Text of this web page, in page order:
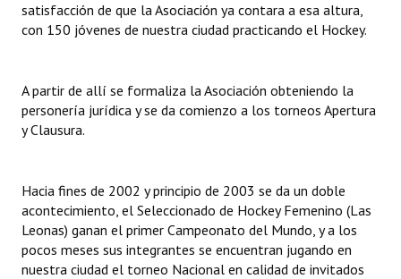
satisfacción de que la Asociación ya contara a esa altura,
con 150 jóvenes de nuestra ciudad practicando el Hockey.
A partir de allí se formaliza la Asociación obteniendo la
personería jurídica y se da comienzo a los torneos Apertura
y Clausura.
Hacia fines de 2002 y principio de 2003 se da un doble
acontecimiento, el Seleccionado de Hockey Femenino (Las
Leonas) ganan el primer Campeonato del Mundo, y a los
pocos meses sus integrantes se encuentran jugando en
nuestra ciudad el torneo Nacional en calidad de invitados